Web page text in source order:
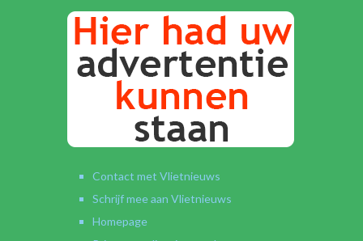
Contact met Vlietnieuws
Schrijf mee aan Vlietnieuws
Homepage